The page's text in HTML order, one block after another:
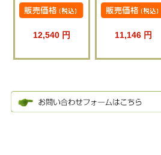
12,540 円 11,146 円